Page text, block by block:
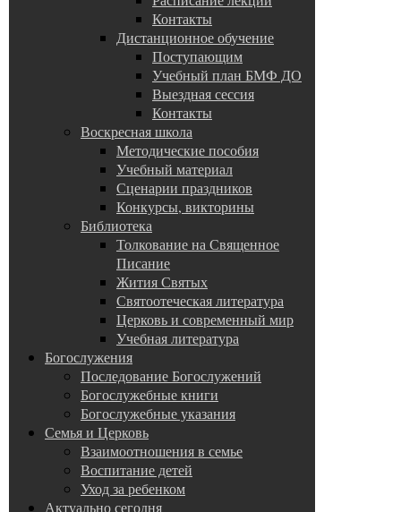
Контакты
Дистанционное обучение
Поступающим
Учебный план БМФ ДО
Выездная сессия
Контакты
Воскресная школа
Методические пособия
Учебный материал
Сценарии праздников
Конкурсы, викторины
Библиотека
Толкование на Священное
Писание
Жития Святых
Святоотеческая литература
Церковь и современный мир
Учебная литература
Богослужения
Последование Богослужений
Богослужебные книги
Богослужебные указания
Семья и Церковь
Взаимоотношения в семье
Воспитание детей
Уход за ребенком
Актуально сегодня